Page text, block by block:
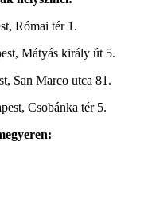
Római tér 1.
Mátyás király út 5.
San Marco utca 81.
Csobánka tér 5.